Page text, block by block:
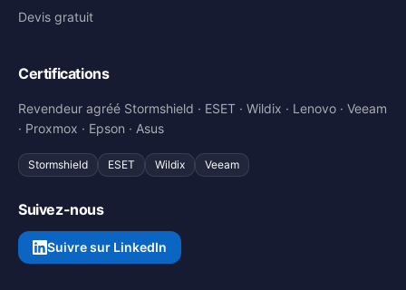
Devis gratuit
Certifications
Revendeur agréé Stormshield · ESET · Wildix · Lenovo · Veeam
· Proxmox · Epson · Asus
Stormshield ESET Wildix Veeam
Suivez-nous
Suivre sur LinkedIn